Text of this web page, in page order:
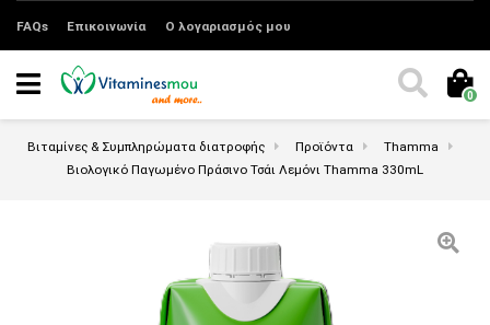
FAQs Επικοινωνία Ο λογαριασμός μου
0
Βιταμίνες & Συμπληρώματα διατροφής Προϊόντα
Thamma
Βιολογικό Παγωμένο Πράσινο Τσάι Λεμόνι Thamma 330mL